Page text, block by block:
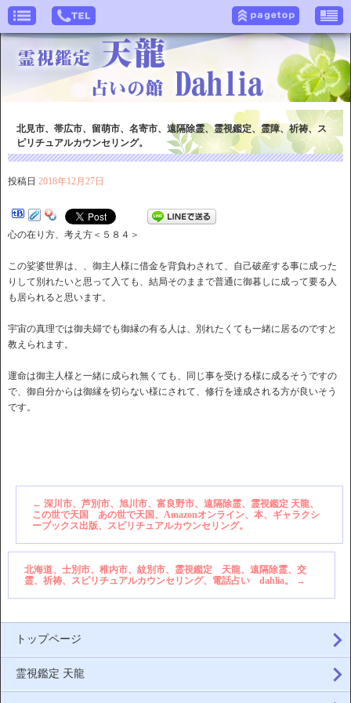
北見市、帯広市、留萌市、名寄市、遠隔除霊、霊視鑑定、霊障、祈祷、ス
ピリチュアルカウンセリング。
投稿日 2018年12月27日
心の在り方、考え方＜５８４＞
この娑婆世界は、、御主人様に借金を背負わされて、自己破産する事に成った
りして別れたいと思って入ても、結局そのままで普通に御暮しに成って要る人
も居られると思います。
宇宙の真理では御夫婦でも御縁の有る人は、別れたくても一緒に居るのですと
教えられます。
運命は御主人様と一緒に成られ無くても、同じ事を受ける様に成るそうですの
で、御自分からは御縁を切らない様にされて、修行を達成される方が良いそう
です。
← 深川市、芦別市、旭川市、富良野市、遠隔除霊、霊視鑑定 天龍、
この世で天国 あの世で天国、Amazonオンライン、本、ギャラクシ
ーブックス出版、スピリチュアルカウンセリング。
北海道、士別市、稚内市、紋別市、霊視鑑定 天龍、遠隔除霊、交
霊、祈祷、スピリチュアルカウンセリング、電話占い dahlia。
→
トップページ
霊視鑑定 天龍